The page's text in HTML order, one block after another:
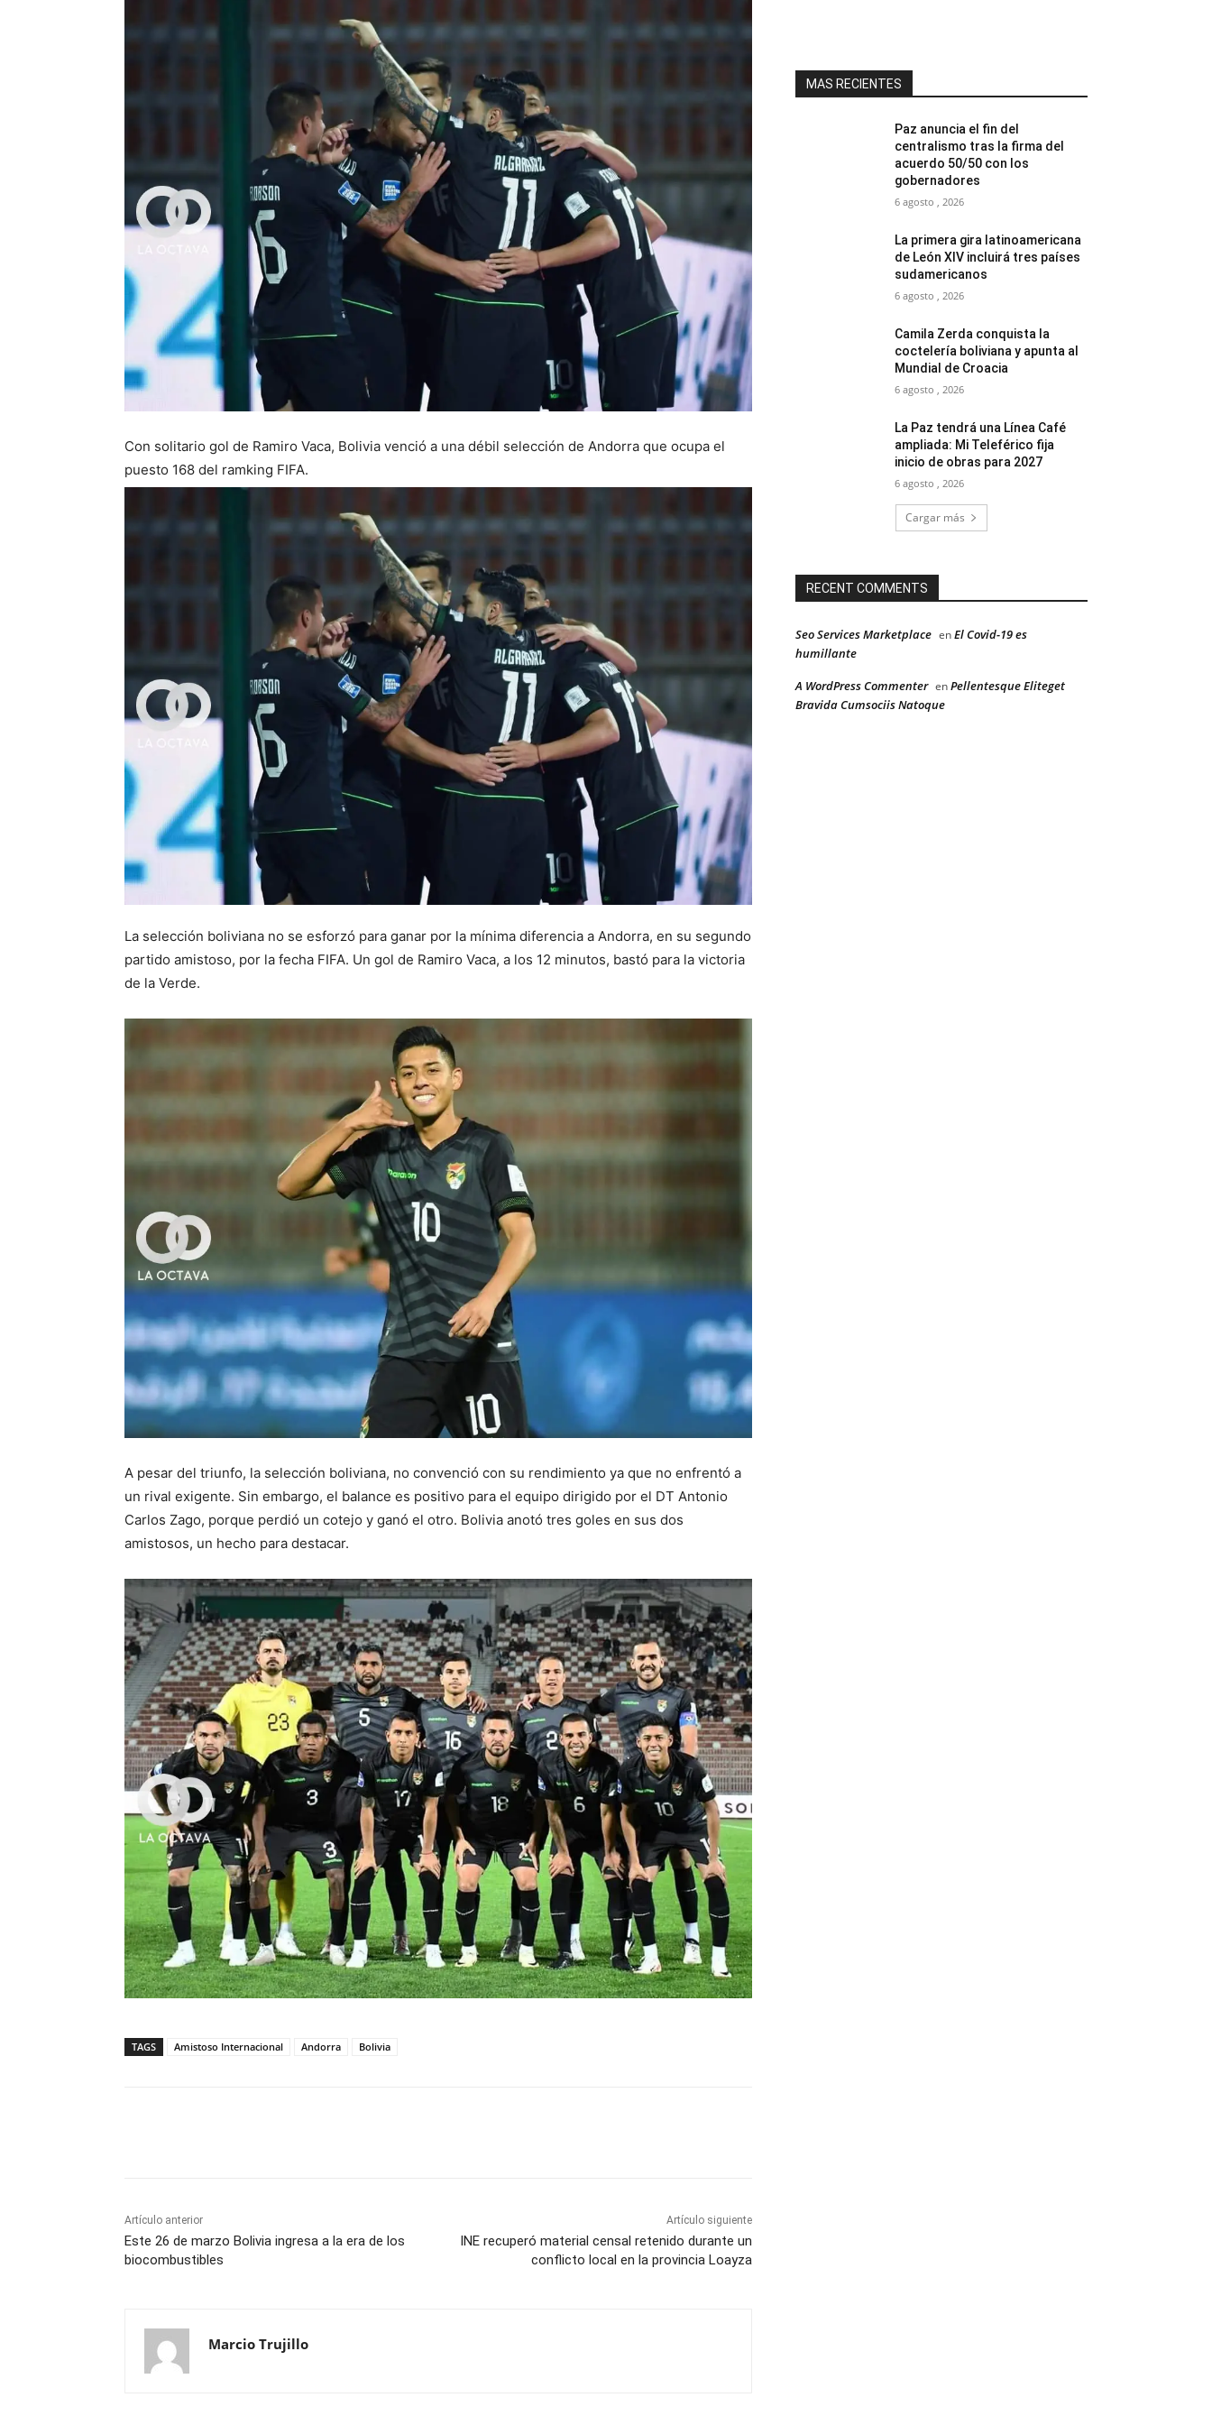
Con solitario gol de Ramiro Vaca, Bolivia venció a una débil selección de Andorra que ocupa el
puesto 168 del ramking FIFA.
La selección boliviana no se esforzó para ganar por la mínima diferencia a Andorra, en su segundo
partido amistoso, por la fecha FIFA. Un gol de Ramiro Vaca, a los 12 minutos, bastó para la victoria
de la Verde.
A pesar del triunfo, la selección boliviana, no convenció con su rendimiento ya que no enfrentó a
un rival exigente. Sin embargo, el balance es positivo para el equipo dirigido por el DT Antonio
Carlos Zago, porque perdió un cotejo y ganó el otro. Bolivia anotó tres goles en sus dos
amistosos, un hecho para destacar.
TAGS Amistoso Internacional Andorra Bolivia
Artículo anterior
Este 26 de marzo Bolivia ingresa a la era de los
biocombustibles
Artículo siguiente
INE recuperó material censal retenido durante un
conflicto local en la provincia Loayza
Marcio Trujillo
MAS RECIENTES
Paz anuncia el fin del
centralismo tras la firma del
acuerdo 50/50 con los
gobernadores
6 agosto , 2026
La primera gira latinoamericana
de León XIV incluirá tres países
sudamericanos
6 agosto , 2026
Camila Zerda conquista la
coctelería boliviana y apunta al
Mundial de Croacia
6 agosto , 2026
La Paz tendrá una Línea Café
ampliada: Mi Teleférico fija
inicio de obras para 2027
6 agosto , 2026
Cargar más
RECENT COMMENTS
Seo Services Marketplace enEl Covid-19 es
humillante
A WordPress Commenter enPellentesque Eliteget
Bravida Cumsociis Natoque